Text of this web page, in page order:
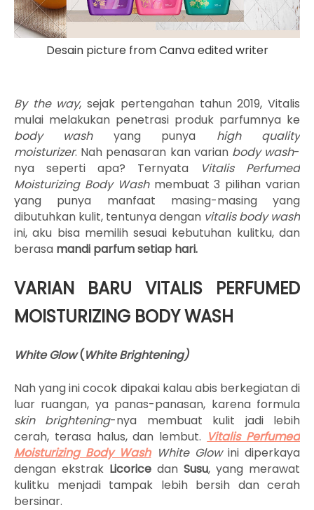
Desain picture from Canva edited writer
By the way, sejak pertengahan tahun 2019, Vitalis
mulai melakukan penetrasi produk parfumnya ke
body washyang punya high quality
moisturizer. Nah penasaran kan varian body wash-
nya seperti apa? Ternyata
Vitalis Perfumed
Moisturizing Body Wash membuat 3 pilihan varian
yang punya manfaat masing-masing yang
dibutuhkan kulit, tentunya dengan vitalis body wash
ini, aku bisa memilih sesuai kebutuhan kulitku, dan
berasa mandi parfum setiap hari.
VARIAN BARU VITALIS PERFUMED
MOISTURIZING BODY WASH
White Glow(White Brightening)
Nah yang ini cocok dipakai kalau abis berkegiatan di
luar ruangan, ya panas-panasan, karena formula
skin brightening-nya membuat kulit jadi lebih
cerah, terasa halus, dan lembut. Vitalis Perfumed
Moisturizing Body WashWhite Glow ini diperkaya
dengan ekstrak Licorice dan Susu, yang merawat
kulitku menjadi tampak lebih bersih dan cerah
bersinar.